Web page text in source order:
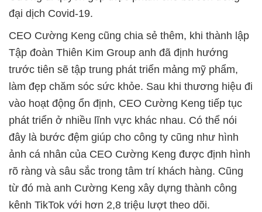
đại dịch Covid-19.
CEO Cường Keng cũng chia sẻ thêm, khi thành lập
Tập đoàn Thiên Kim Group anh đã định hướng
trước tiên sẽ tập trung phát triển mảng mỹ phẩm,
làm đẹp chăm sóc sức khỏe. Sau khi thương hiệu đi
vào hoạt động ổn định, CEO Cường Keng tiếp tục
phát triển ở nhiều lĩnh vực khác nhau. Có thể nói
đây là bước đệm giúp cho công ty cũng như hình
ảnh cá nhân của CEO Cường Keng được định hình
rõ ràng và sâu sắc trong tâm trí khách hàng. Cũng
từ đó mà anh Cường Keng xây dựng thành công
kênh TikTok với hơn 2,8 triệu lượt theo dõi.